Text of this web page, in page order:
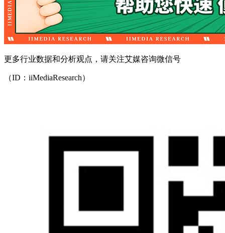
更多行业数据和分析观点，请关注艾媒咨询微信号
（ID：iiMediaResearch）